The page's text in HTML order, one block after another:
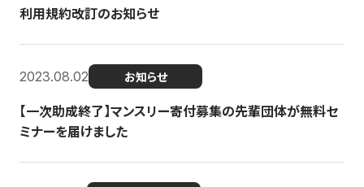
利用規約改訂のお知らせ
2023.08.02 お知らせ
【一次助成終了】マンスリー寄付募集の先輩団体が無料セ
ミナーを届けました